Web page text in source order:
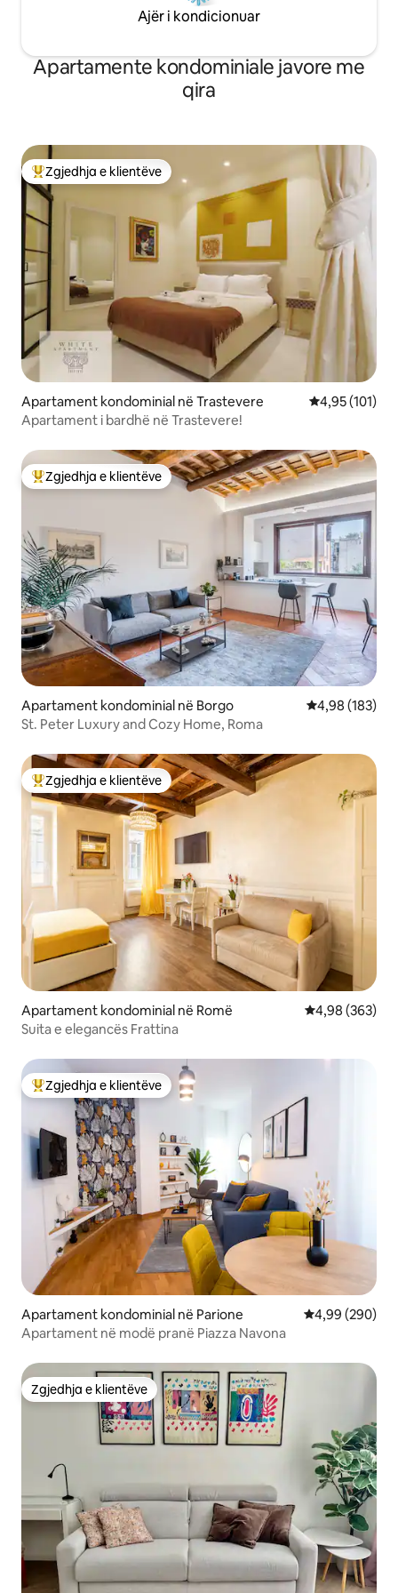
Ajër i kondicionuar
Apartamente kondominiale javore me
qira
Më të mirat e zgjedhjeve të klientëve
Zgjedhja e klientëve
Apartament kondominial në Trastevere Vlerësimi
4,95 (101)
Apartament i bardhë në Trastevere!
Më të mirat e zgjedhjeve të klientëve
Zgjedhja e klientëve
Apartament kondominial në Borgo Vlerësimi
4,98 (183)
St. Peter Luxury and Cozy Home, Roma
Më të mirat e zgjedhjeve të klientëve
Zgjedhja e klientëve
Apartament kondominial në Romë Vlerësimi
4,98 (363)
Suita e elegancës Frattina
Më të mirat e zgjedhjeve të klientëve
Zgjedhja e klientëve
Apartament kondominial në Parione Vlerësimi
4,99 (290)
Apartament në modë pranë Piazza Navona
Zgjedhja e klientëve
Zgjedhja e klientëve